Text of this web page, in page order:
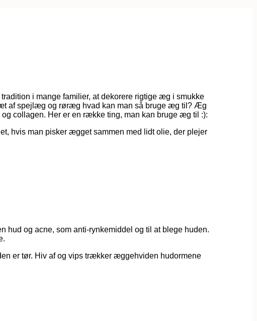
i mange familier, at dekorere rigtige æg i smukke
af spejlæg og røræg hvad kan man så bruge æg til? Æg
collagen. Her er en række ting, man kan bruge æg til :):
hvis man pisker ægget sammen med lidt olie, der plejer
og acne, som anti-rynkemiddel og til at blege huden.
er tør. Hiv af og vips trækker æggehviden hudormene